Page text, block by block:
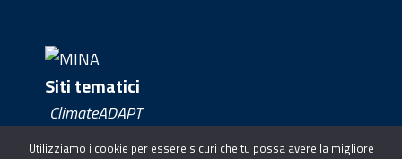
Siti tematici
ClimateADAPT
Clima Europe
Utilizziamo i cookie per essere sicuri che tu possa avere la migliore